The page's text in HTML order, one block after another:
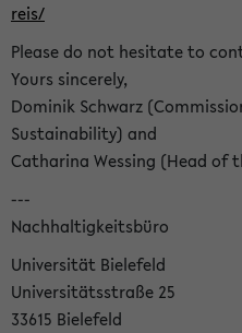
reis/
Please do not hesitate to
Yours sincerely,
Dominik Schwarz
Sustainability) and
Catharina Wessing (Head of
---
Nachhaltigkeitsbüro
Universität Bielefeld
Universitätsstraße 25
33615 Bielefeld